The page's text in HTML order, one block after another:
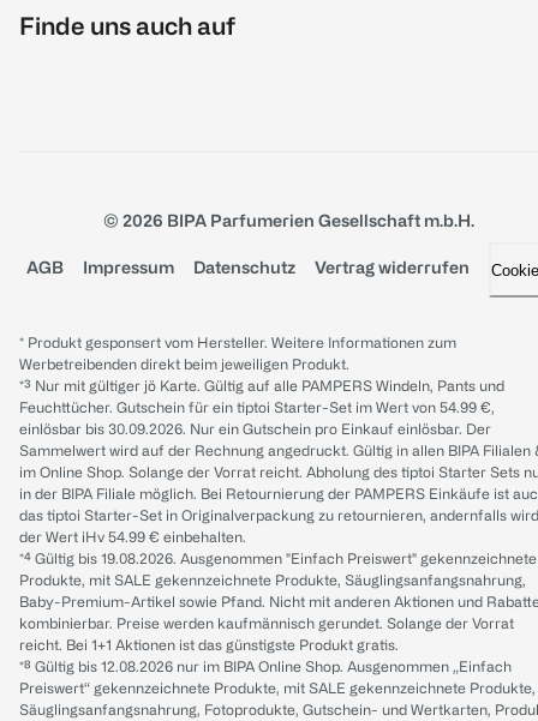
Finde uns auch auf
© 2026 BIPA Parfumerien Gesellschaft m.b.H.
AGB Impressum Datenschutz Vertrag widerrufen
* Produkt gesponsert vom Hersteller. Weitere Informationen zum
Werbetreibenden direkt beim jeweiligen Produkt.
*³ Nur mit gültiger jö Karte. Gültig auf alle PAMPERS Windeln, Pants und
Feuchttücher. Gutschein für ein tiptoi Starter-Set im Wert von 54.99 €,
einlösbar bis 30.09.2026. Nur ein Gutschein pro Einkauf einlösbar. Der
Sammelwert wird auf der Rechnung angedruckt. Gültig in allen BIPA Filialen
im Online Shop. Solange der Vorrat reicht. Abholung des tiptoi Starter Sets
in der BIPA Filiale möglich. Bei Retournierung der PAMPERS Einkäufe ist
das tiptoi Starter-Set in Originalverpackung zu retournieren, andernfalls wird
der Wert iHv 54.99 € einbehalten.
*⁴ Gültig bis 19.08.2026. Ausgenommen "Einfach Preiswert" gekennzeichnete
Produkte, mit SALE gekennzeichnete Produkte, Säuglingsanfangsnahrung,
Baby-Premium-Artikel sowie Pfand. Nicht mit anderen Aktionen und
kombinierbar. Preise werden kaufmännisch gerundet. Solange der Vorrat
reicht. Bei 1+1 Aktionen ist das günstigste Produkt gratis.
*⁸ Gültig bis 12.08.2026 nur im BIPA Online Shop. Ausgenommen „Einfach
Preiswert“ gekennzeichnete Produkte, mit SALE gekennzeichnete Produkte,
Säuglingsanfangsnahrung, Fotoprodukte, Gutschein- und Wertkarten,